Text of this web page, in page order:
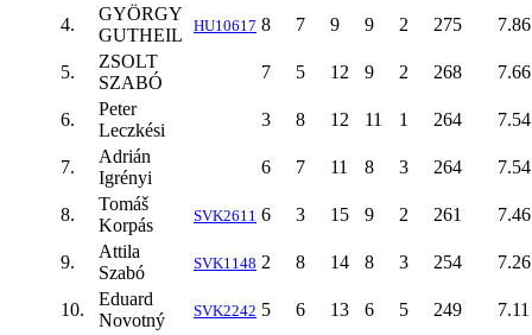
4.
GYÖRGY
GUTHEIL
HU10617 8 7 9 9 2 275 7.86
5.
ZSOLT
SZABÓ
7 5 12 9 2 268 7.66
6.
Peter
Leczkési
3 8 12 11 1 264 7.54
7.
Adrián
Igrényi
6 7 11 8 3 264 7.54
8.
Tomáš
Korpás
SVK2611 6 3 15 9 2 261 7.46
9.
Attila
Szabó
SVK1148 2 8 14 8 3 254 7.26
10.
Eduard
Novotný
SVK2242 5 6 13 6 5 249 7.11